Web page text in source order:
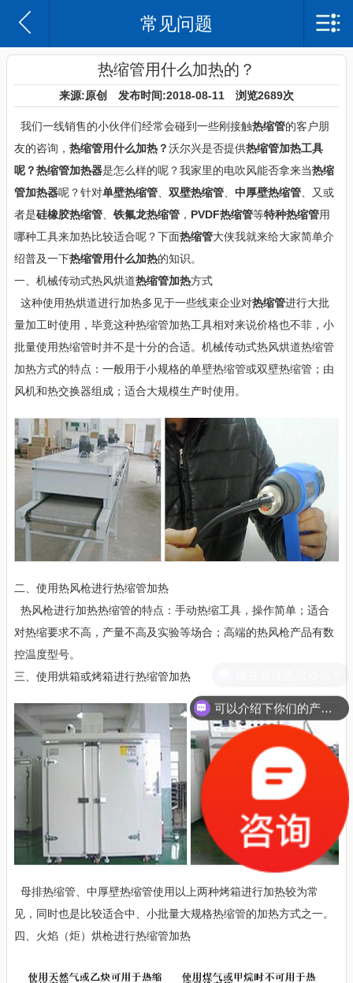
苏州沃尔兴电子科技有限公司
网站首页
沃尔兴简介
企业日记
产品中心
案例
联系我们
常见问题
热缩管用什么加热的？
来源:原创 发布时间:2018-08-11 浏览2689次
我们一线销售的小伙伴们经常会碰到一些刚接触热缩管的客户朋
友的咨询， 热缩管用什么加热？沃尔兴是否提供热缩管加热工具
呢？热缩管加热器是怎么样的呢？我家里的电吹风能否拿来当热缩
管加热器呢？针对单壁热缩管、 双壁热缩管、 中厚壁热缩管、又或
者是硅橡胶热缩管、 铁氟龙热缩管， PVDF热缩管等特种热缩管用
哪种工具来加热比较适合呢？下面热缩管大侠我就来给大家简单介
绍普及一下热缩管用什么加热的知识。
一、机械传动式热风烘道热缩管加热方式
这种使用热烘道进行加热多见于一些线束企业对热缩管进行大批
量加工时使用，毕竟这种热缩管加热工具相对来说价格也不菲，小
批量使用热缩管时并不是十分的合适。机械传动式热风烘道热缩管
加热方式的特点：一般用于小规格的单壁热缩管或双壁热缩管；由
风机和热交换器组成；适合大规模生产时使用。
二、使用热风枪进行热缩管加热
热风枪进行加热热缩管的特点：手动热缩工具，操作简单；适合
对热缩要求不高，产量不高及实验等场合；高端的热风枪产品有数
控温度型号。
三、使用烘箱或烤箱进行热缩管加热
母排热缩管、中厚壁热缩管使用以上两种烤箱进行加热较为常
见，同时也是比较适合中、小批量大规格热缩管的加热方式之一。
四、火焰（炬）烘枪进行热缩管加热
可以介绍下你们的产品么？